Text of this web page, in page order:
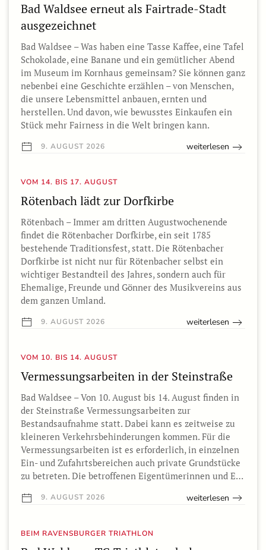
Bad Waldsee erneut als Fairtrade-Stadt
ausgezeichnet
Bad Waldsee – Was haben eine Tasse Kaffee, eine Tafel
Schokolade, eine Banane und ein gemütlicher Abend
im Museum im Kornhaus gemeinsam? Sie können ganz
nebenbei eine Geschichte erzählen – von Menschen,
die unsere Lebensmittel anbauen, ernten und
herstellen. Und davon, wie bewusstes Einkaufen ein
Stück mehr Fairness in die Welt bringen kann.
9. AUGUST 2026 weiterlesen
VOM 14. BIS 17. AUGUST
Rötenbach lädt zur Dorfkirbe
Rötenbach – Immer am dritten Augustwochenende
findet die Rötenbacher Dorfkirbe, ein seit 1785
bestehende Traditionsfest, statt. Die Rötenbacher
Dorfkirbe ist nicht nur für Rötenbacher selbst ein
wichtiger Bestandteil des Jahres, sondern auch für
Ehemalige, Freunde und Gönner des Musikvereins aus
dem ganzen Umland.
9. AUGUST 2026 weiterlesen
VOM 10. BIS 14. AUGUST
Vermessungsarbeiten in der Steinstraße
Bad Waldsee – Von 10. August bis 14. August finden in
der Steinstraße Vermessungsarbeiten zur
Bestandsaufnahme statt. Dabei kann es zeitweise zu
kleineren Verkehrsbehinderungen kommen. Für die
Vermessungsarbeiten ist es erforderlich, in einzelnen
Ein- und Zufahrtsbereichen auch private Grundstücke
zu betreten. Die betroffenen Eigentümerinnen und E…
9. AUGUST 2026 weiterlesen
BEIM RAVENSBURGER TRIATHLON